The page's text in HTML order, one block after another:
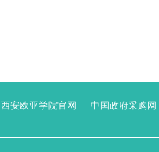
西安欧亚学院官网 中国政府采购网